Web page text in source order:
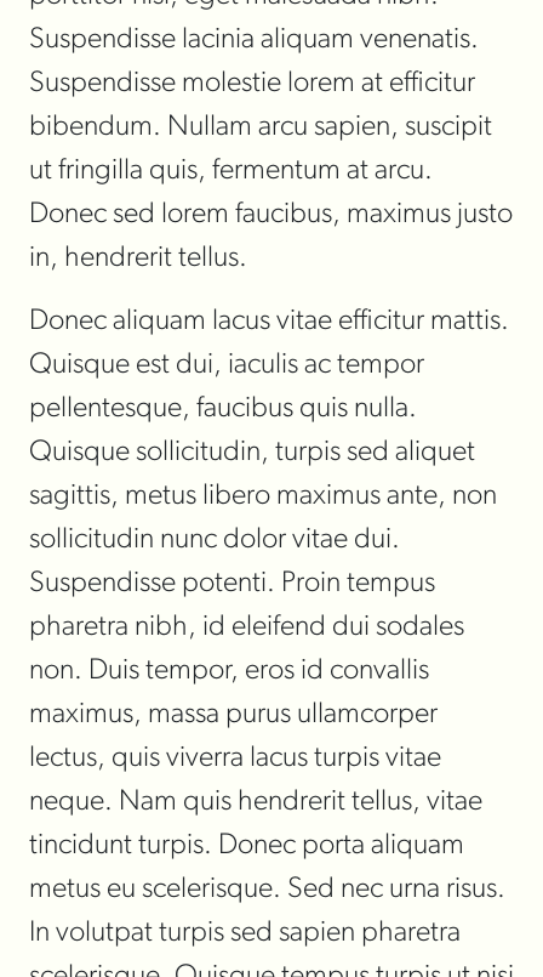
Suspendisse lacinia aliquam venenatis.
Suspendisse molestie lorem at efficitur
bibendum. Nullam arcu sapien, suscipit
ut fringilla quis, fermentum at arcu.
Donec sed lorem faucibus, maximus justo
in, hendrerit tellus.
Donec aliquam lacus vitae efficitur mattis.
Quisque est dui, iaculis ac tempor
pellentesque, faucibus quis nulla.
Quisque sollicitudin, turpis sed aliquet
sagittis, metus libero maximus ante, non
sollicitudin nunc dolor vitae dui.
Suspendisse potenti. Proin tempus
pharetra nibh, id eleifend dui sodales
non. Duis tempor, eros id convallis
maximus, massa purus ullamcorper
lectus, quis viverra lacus turpis vitae
neque. Nam quis hendrerit tellus, vitae
tincidunt turpis. Donec porta aliquam
metus eu scelerisque. Sed nec urna risus.
In volutpat turpis sed sapien pharetra